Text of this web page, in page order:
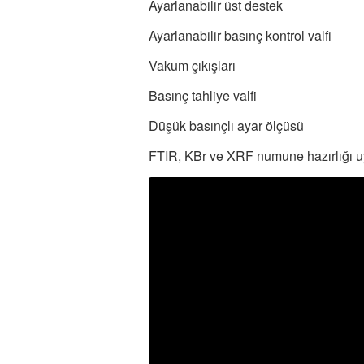
Ayarlanabilir üst destek
Ayarlanabilir basınç kontrol valfi
Vakum çıkışları
Basınç tahliye valfi
Düşük basınçlı ayar ölçüsü
FTIR, KBr ve XRF numune hazırlığı